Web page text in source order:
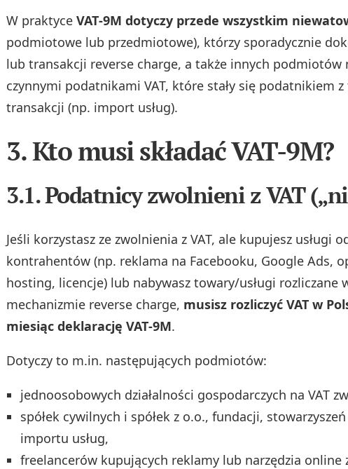
W praktyce VAT‑9M dotyczy przede wszystkim
podmiotowe lub przedmiotowe), którzy sporadycznie
lub transakcji reverse charge, a także innych podmiotów
czynnymi podatnikami VAT, które stały się podatnikiem
transakcji (np. import usług).
3. Kto musi składać VAT-9M?
3.1. Podatnicy zwolnieni z VAT
Jeśli korzystasz ze zwolnienia z VAT, ale kupujesz usługi
kontrahentów (np. reklama na Facebooku, Google Ads,
hosting, licencje) lub nabywasz towary/usługi rozliczane
mechanizmie reverse charge, musisz rozliczyć VAT w
miesiąc deklarację VAT‑9M.
Dotyczy to m.in. następujących podmiotów:
jednoosobowych działalności gospodarczych na VAT
spółek cywilnych i spółek z o.o., fundacji,
importu usług,
freelancerów kupujących reklamy lub narzędzia online